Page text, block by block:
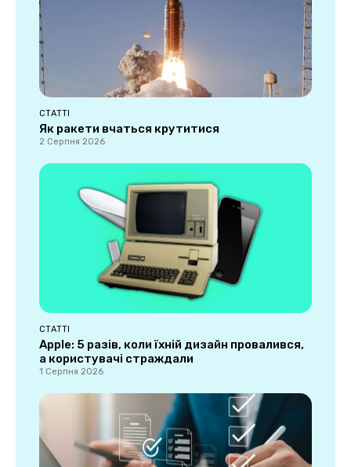
СТАТТІ
Як ракети вчаться крутитися
2 Серпня 2026
СТАТТІ
Apple: 5 разів, коли їхній дизайн провалився,
а користувачі страждали
1 Серпня 2026